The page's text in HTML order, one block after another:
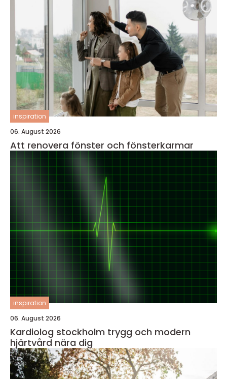
inspiration
06. August 2026
Att renovera fönster och fönsterkarmar
inspiration
06. August 2026
Kardiolog stockholm trygg och modern
hjärtvård nära dig